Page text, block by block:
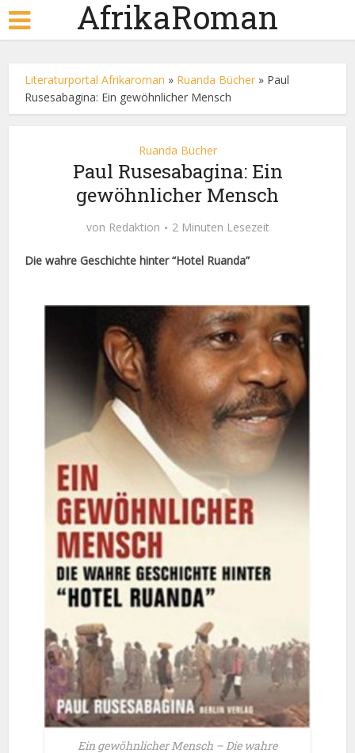
AfrikaRoman
Literaturportal Afrikaroman » Ruanda Bücher » Paul
Rusesabagina: Ein gewöhnlicher Mensch
Ruanda Bücher
Paul Rusesabagina: Ein
gewöhnlicher Mensch
von Redaktion 2 Minuten Lesezeit
Die wahre Geschichte hinter “Hotel Ruanda”
Ein gewöhnlicher Mensch – Die wahre